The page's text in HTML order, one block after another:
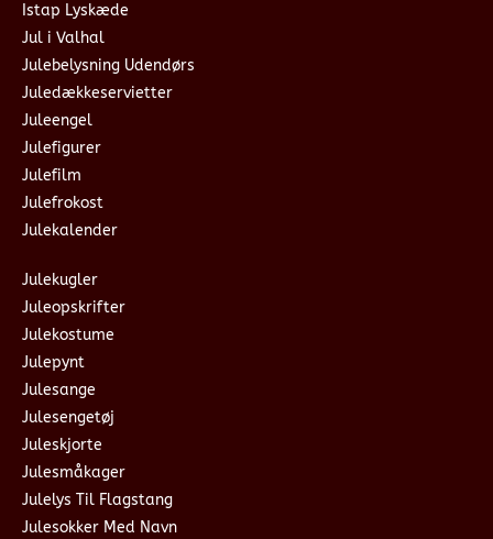
Istap Lyskæde
Jul i Valhal
Julebelysning Udendørs
Juledækkeservietter
Juleengel
Julefigurer
Julefilm
Julefrokost
Julekalender
Julekugler
Juleopskrifter
Julekostume
Julepynt
Julesange
Julesengetøj
Juleskjorte
Julesmåkager
Julelys Til Flagstang
Julesokker Med Navn